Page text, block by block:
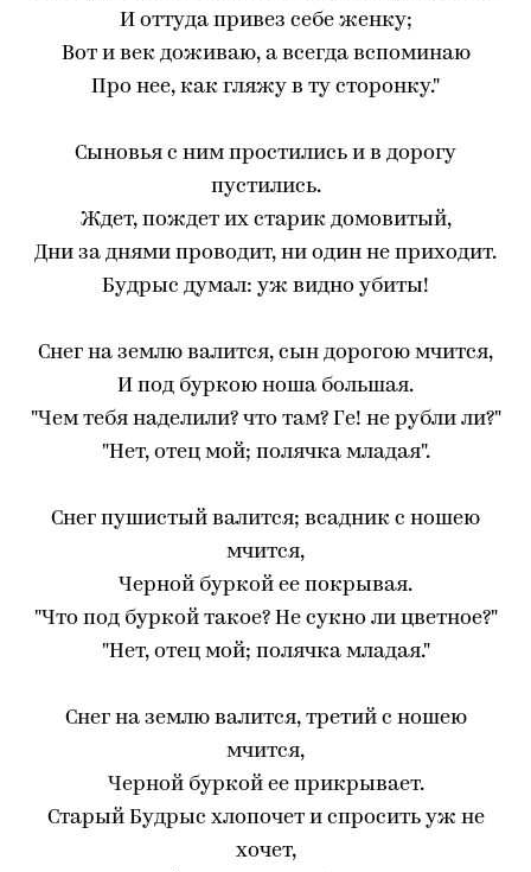
И оттуда привез себе женку;
Вот и век доживаю, а всегда вспоминаю
Про нее, как гляжу в ту сторонку."
Сыновья с ним простились и в дорогу
пустились.
Ждет, пождет их старик домовитый,
Дни за днями проводит, ни один не приходит.
Будрыс думал: уж видно убиты!
Снег на землю валится, сын дорогою мчится,
И под буркою ноша большая.
"Чем тебя наделили? что там? Ге! не рубли ли?"
"Нет, отец мой; полячка младая".
Снег пушистый валится; всадник с ношею
мчится,
Черной буркой ее покрывая.
"Что под буркой такое? Не сукно ли цветное?"
"Нет, отец мой; полячка младая."
Снег на землю валится, третий с ношею
мчится,
Черной буркой ее прикрывает.
Старый Будрыс хлопочет и спросить уж не
хочет,